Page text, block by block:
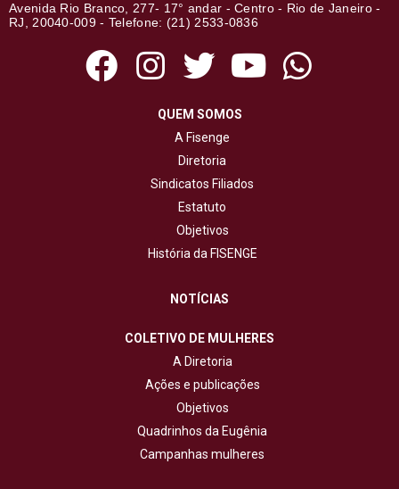
Avenida Rio Branco, 277- 17° andar - Centro - Rio de Janeiro -
RJ, 20040-009 - Telefone: (21) 2533-0836
QUEM SOMOS
A Fisenge
Diretoria
Sindicatos Filiados
Estatuto
Objetivos
História da FISENGE
NOTÍCIAS
COLETIVO DE MULHERES
A Diretoria
Ações e publicações
Objetivos
Quadrinhos da Eugênia
Campanhas mulheres